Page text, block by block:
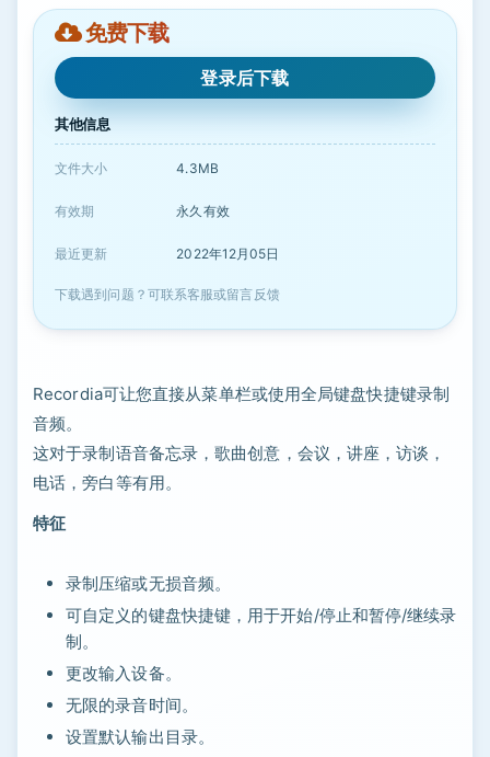
免费下载
登录后下载
其他信息
文件大小 4.3MB
有效期 永久有效
最近更新 2022年12月05日
下载遇到问题？可联系客服或留言反馈
Recordia可让您直接从菜单栏或使用全局键盘快捷键录制
音频。
这对于录制语音备忘录，歌曲创意，会议，讲座，访谈，
电话，旁白等有用。
特征
录制压缩或无损音频。
可自定义的键盘快捷键，用于开始/停止和暂停/继续录
制。
更改输入设备。
无限的录音时间。
设置默认输出目录。